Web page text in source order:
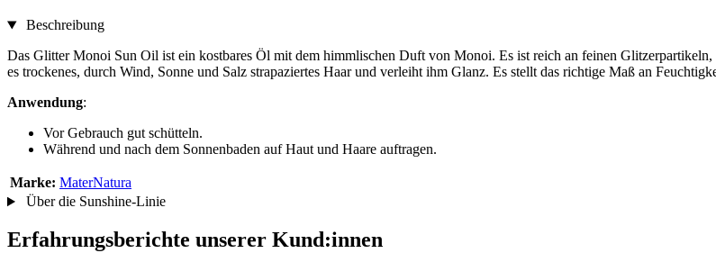
Beschreibung
Das Glitter Monoi Sun Oil ist ein kostbares Öl mit dem himmlischen Duft von Monoi. Es ist reich an feinen
es trockenes, durch Wind, Sonne und Salz strapaziertes Haar und verleiht ihm Glanz. Es stellt das richtige Maß an
Anwendung:
Vor Gebrauch gut schütteln.
Während und nach dem Sonnenbaden auf Haut und Haare auftragen.
Marke: MaterNatura
Über die Sunshine-Linie
Erfahrungsberichte unserer Kund:innen